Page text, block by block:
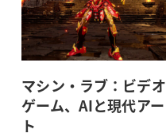
マシン・ラブ：ビデオ
ゲーム、AIと現代アー
ト